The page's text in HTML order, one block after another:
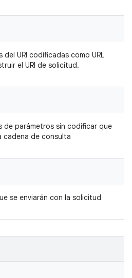
del URI codificadas como URL
el URI de solicitud.
de parámetros sin codificar que
cadena de consulta
se enviarán con la solicitud